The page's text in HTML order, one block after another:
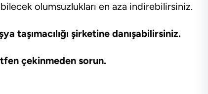
olumsuzlukları en aza indirebilirsiniz.
taşımacılığı şirketine danışabilirsiniz.
çekinmeden sorun.